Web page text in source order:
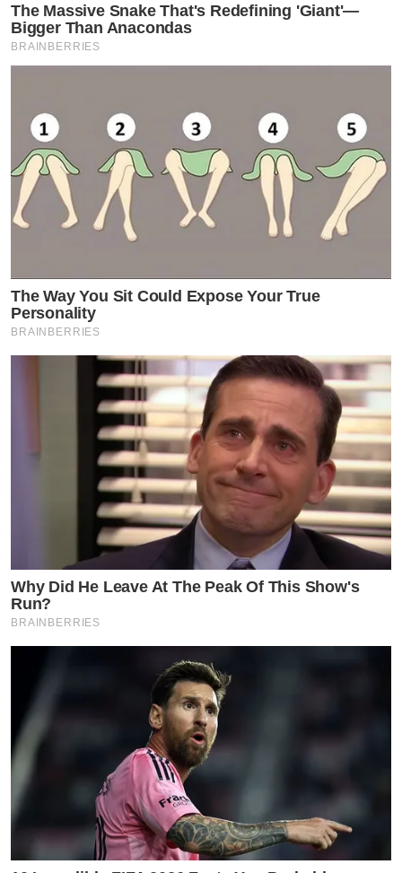
The Massive Snake That's Redefining 'Giant'—
Bigger Than Anacondas
BRAINBERRIES
The Way You Sit Could Expose Your True
Personality
BRAINBERRIES
Why Did He Leave At The Peak Of This Show's
Run?
BRAINBERRIES